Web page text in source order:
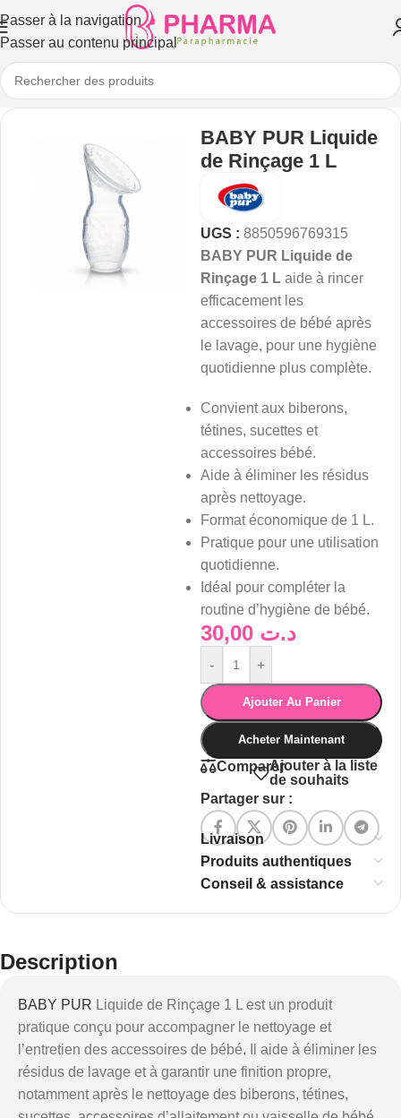
Passer à la navigation
Passer au contenu principal
BABY PUR Liquide
de Rinçage 1 L
UGS : 8850596769315
BABY PUR Liquide de
Rinçage 1 L aide à rincer
efficacement les
accessoires de bébé après
le lavage, pour une hygiène
quotidienne plus complète.
Convient aux biberons,
tétines, sucettes et
accessoires bébé.
Aide à éliminer les résidus
après nettoyage.
Format économique de 1 L.
Pratique pour une utilisation
quotidienne.
Idéal pour compléter la
routine d’hygiène de bébé.
د.ت
- +
Ajouter Au Panier
Acheter Maintenant
ComparerAjouter à la liste
de souhaits
Partager sur :
Livraison
Produits authentiques
Conseil & assistance
Description
BABY PUR Liquide de Rinçage 1 L est un produit
pratique conçu pour accompagner le nettoyage et
l’entretien des accessoires de bébé. Il aide à éliminer les
résidus de lavage et à garantir une finition propre,
notamment après le nettoyage des biberons, tétines,